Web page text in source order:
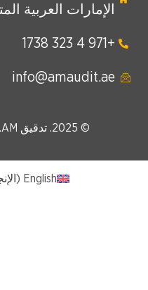
الإمارات العربية
+971 4 323 1738
info@amaudit.ae
© 2025. تدقيق AM. جميع الحقوق محفوظة.
English
(